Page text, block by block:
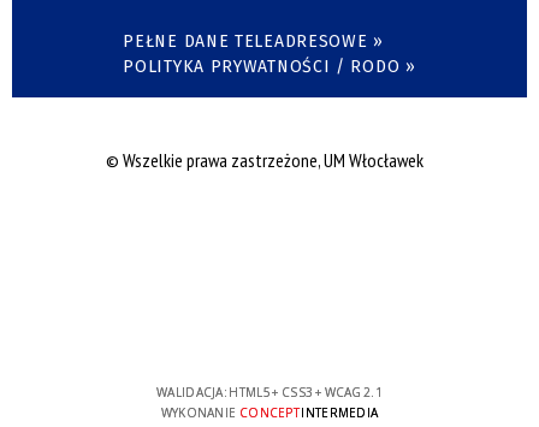
PEŁNE DANE TELEADRESOWE »
POLITYKA PRYWATNOŚCI / RODO »
© Wszelkie prawa zastrzeżone, UM Włocławek
WALIDACJA: HTML5+ CSS3 + WCAG 2.1
WYKONANIE CONCEPTINTERMEDIA